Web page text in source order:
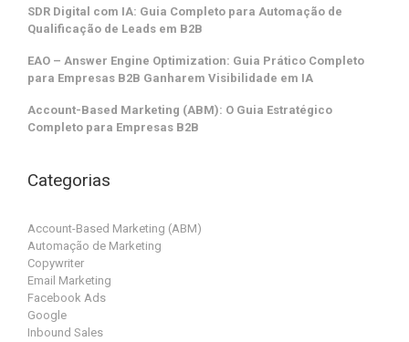
SDR Digital com IA: Guia Completo para Automação de
Qualificação de Leads em B2B
EAO – Answer Engine Optimization: Guia Prático Completo
para Empresas B2B Ganharem Visibilidade em IA
Account-Based Marketing (ABM): O Guia Estratégico
Completo para Empresas B2B
Categorias
Account-Based Marketing (ABM)
Automação de Marketing
Copywriter
Email Marketing
Facebook Ads
Google
Inbound Sales